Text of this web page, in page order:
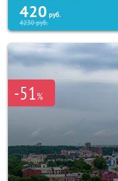
420 руб.
4230руб.
-51%